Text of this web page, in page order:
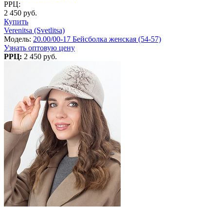
РРЦ:
2 450 руб.
Купить
Verenitsa (Svetlitsa)
Модель: 20.00/00-17 Бейсболка женская (54-57)
Узнать оптовую цену
РРЦ: 2 450 руб.